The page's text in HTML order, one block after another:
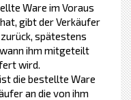
Ware im Voraus
gibt der Verkäufer
spätestens
wann ihm mitgeteilt
wird.
die bestellte Ware
an die von ihm